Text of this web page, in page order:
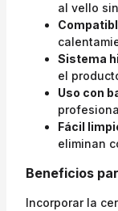
al vello
Sistema
el
Uso con
Fácil
eliminan
Beneficios
Incorporar la